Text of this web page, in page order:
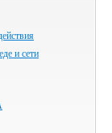
и сети